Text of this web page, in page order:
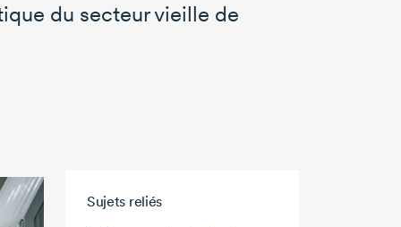
du secteur vieille de
Sujets reliés